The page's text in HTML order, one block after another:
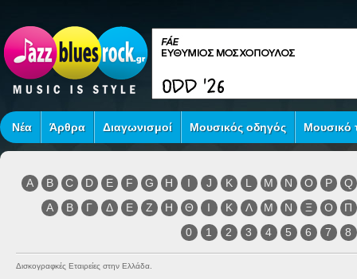
Νέα Άρθρα Διαγωνισμοί Μουσικός οδηγός Μουσικό
A B C D E F G H I J K L M N O P
Q
Α
Β Γ Δ Ε Ζ Η Θ Ι Κ Λ Μ Ν Ξ Ο
Π
0
1 2 3 4 5 6 7 8
Δισκογραφκές Εταιρείες στην Ελλάδα.